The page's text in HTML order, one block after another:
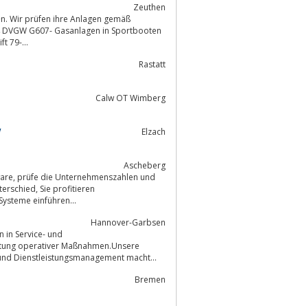
Zeuthen
Wir prüfen ihre Anlagen gemäß
G607- Gasanlagen in Sportbooten
79-...
Rastatt
Calw OT Wimberg
Elzach
Ascheberg
profitieren
einführen...
Hannover-Garbsen
in Service- und
operativer Maßnahmen.Unsere
Dienstleistungsvertrieb und Dienstleistungsmanagement macht...
Bremen